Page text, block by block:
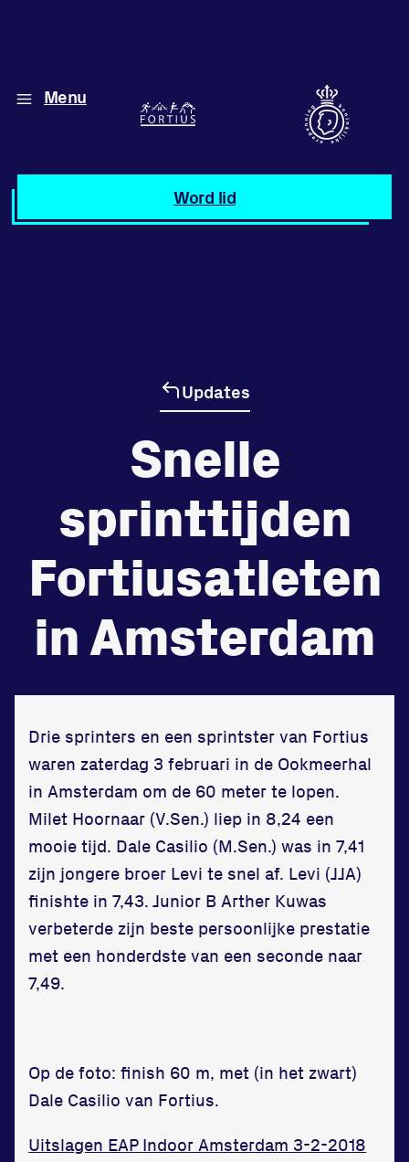
Menu
Word lid
Diverse disciplines
Atletiek
Beheersde
tegenstander
Worstelen
Prestaties op afstanden
zet je samen
Running
Zet een personal record
in onze gym
Fitness
Atleten
Vereniging
Contact
Updates
Snelle
sprinttijden
Fortiusatleten
in Amsterdam
Drie sprinters en een sprintster van Fortius
waren zaterdag 3 februari in de Ookmeerhal
in Amsterdam om de 60 meter te lopen.
Milet Hoornaar (V.Sen.) liep in 8,24 een
mooie tijd. Dale Casilio (M.Sen.) was in 7,41
zijn jongere broer Levi te snel af. Levi (JJA)
finishte in 7,43. Junior B Arther Kuwas
verbeterde zijn beste persoonlijke prestatie
met een honderdste van een seconde naar
7,49.
Op de foto: finish 60 m, met (in het zwart)
Dale Casilio van Fortius.
Uitslagen EAP Indoor Amsterdam 3-2-2018